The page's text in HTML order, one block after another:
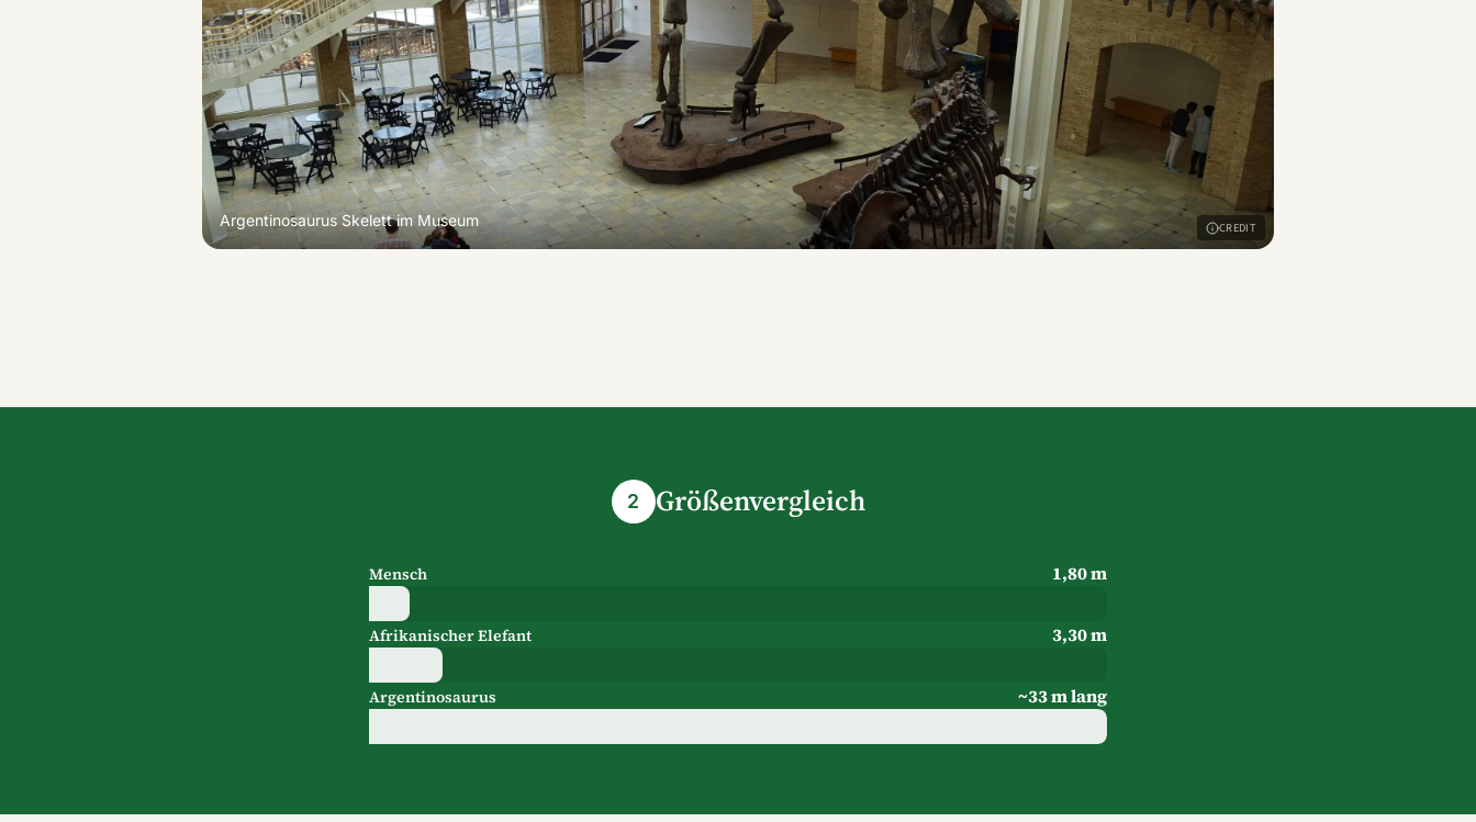
CREDIT
ArgentinosaurusSkelett im Museum
2 Größenvergleich
Mensch 1,80 m
Afrikanischer Elefant 3,30 m
Argentinosaurus ~33 m lang